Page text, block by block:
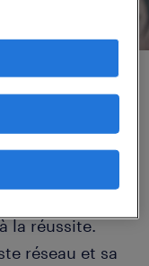
la réussite.
réseau et sa